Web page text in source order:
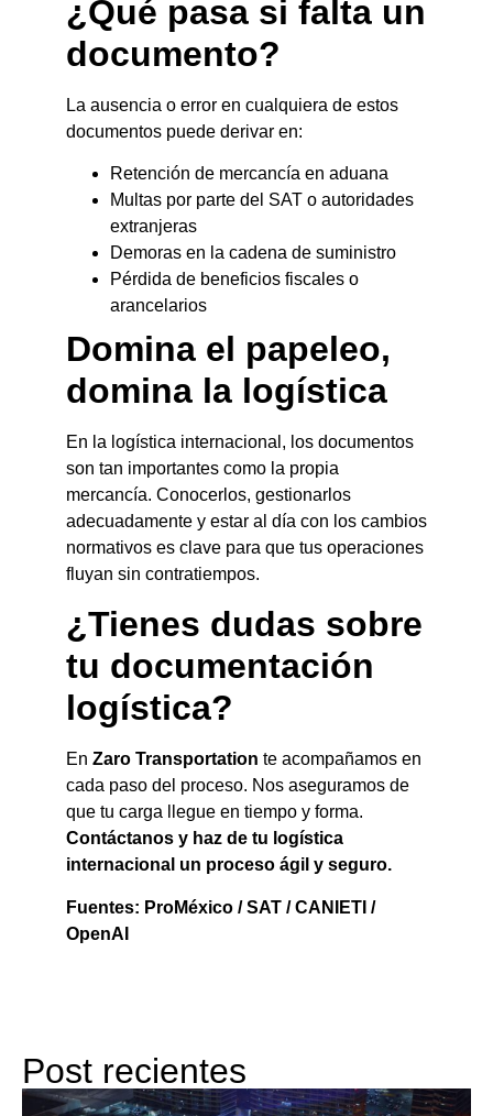
¿Qué pasa si falta un
documento?
La ausencia o error en cualquiera de estos
documentos puede derivar en:
Retención de mercancía en aduana
Multas por parte del SAT o autoridades
extranjeras
Demoras en la cadena de suministro
Pérdida de beneficios fiscales o
arancelarios
Domina el papeleo,
domina la logística
En la logística internacional, los documentos
son tan importantes como la propia
mercancía. Conocerlos, gestionarlos
adecuadamente y estar al día con los cambios
normativos es clave para que tus operaciones
fluyan sin contratiempos.
¿Tienes dudas sobre
tu documentación
logística?
En Zaro Transportation te acompañamos en
cada paso del proceso. Nos aseguramos de
que tu carga llegue en tiempo y forma.
Contáctanos y haz de tu logística
internacional un proceso ágil y seguro.
Fuentes: ProMéxico / SAT / CANIETI /
OpenAI
Post recientes